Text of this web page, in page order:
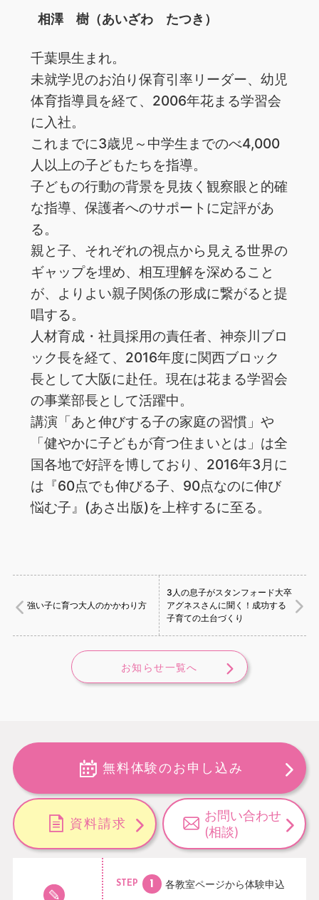
相澤 樹（あいざわ たつき）
千葉県生まれ。
未就学児のお泊り保育引率リーダー、幼児
体育指導員を経て、2006年花まる学習会
に入社。
これまでに3歳児～中学生までのべ4,000
人以上の子どもたちを指導。
子どもの行動の背景を見抜く観察眼と的確
な指導、保護者へのサポートに定評があ
る。
親と子、それぞれの視点から見える世界の
ギャップを埋め、相互理解を深めること
が、よりよい親子関係の形成に繋がると提
唱する。
人材育成・社員採用の責任者、神奈川ブロ
ック長を経て、2016年度に関西ブロック
長として大阪に赴任。現在は花まる学習会
の事業部長として活躍中。
講演「あと伸びする子の家庭の習慣」や
「健やかに子どもが育つ住まいとは」は全
国各地で好評を博しており、2016年3月に
は『60点でも伸びる子、90点なのに伸び
悩む子』(あさ出版)を上梓するに至る。
強い子に育つ大人のかかわり方
3人の息子がスタンフォード大卒
アグネスさんに聞く！成功する
子育ての土台づくり
お知らせ一覧へ
無料体験のお申し込み
資料請求
お問い合わせ
(相談)
STEP 各教室ページから体験申込